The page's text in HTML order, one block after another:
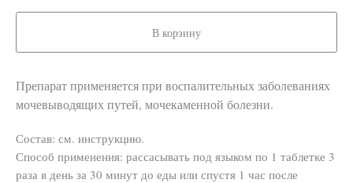
В корзину
Препарат применяется при воспалительных заболеваниях
мочевыводящих путей, мочекаменной болезни.
Состав: см. инструкцию.
Способ применения: рассасывать под языком по 1 таблетке 3
раза в день за 30 минут до еды или спустя 1 час после